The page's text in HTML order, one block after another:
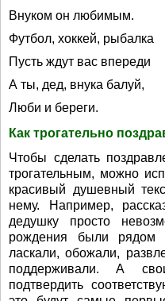
Внуком он любимым.
Футбол, хоккей, рыбалка
Пусть ждут вас впереди
А ты, дед, внука балуй,
Люби и береги.
Как трогательно
Чтобы сделать
трогательным, можно
красивый душевный
нему. Например,
дедушку просто
рождения были рядом
ласкали, обожали,
поддерживали. А
подтвердить